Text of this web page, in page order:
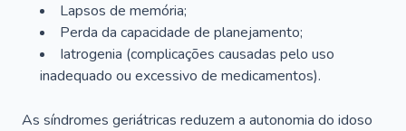
Lapsos de memória;
Perda da capacidade de planejamento;
Iatrogenia (complicações causadas pelo uso
inadequado ou excessivo de medicamentos).
As síndromes geriátricas reduzem a autonomia do idoso